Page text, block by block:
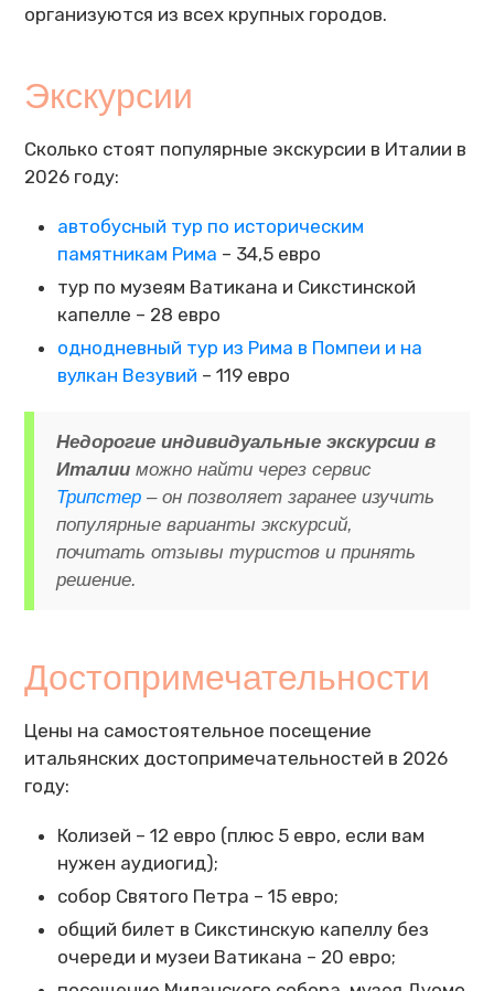
организуются из всех крупных городов.
Экскурсии
Сколько стоят популярные экскурсии в Италии в
2026 году:
автобусный тур по историческим
памятникам Рима – 34,5 евро
тур по музеям Ватикана и Сикстинской
капелле – 28 евро
однодневный тур из Рима в Помпеи и на
вулкан Везувий – 119 евро
Недорогие индивидуальные экскурсии в
Италии можно найти через сервис
Трипстер – он позволяет заранее изучить
популярные варианты экскурсий,
почитать отзывы туристов и принять
решение.
Достопримечательности
Цены на самостоятельное посещение
итальянских достопримечательностей в 2026
году:
Колизей – 12 евро (плюс 5 евро, если вам
нужен аудиогид);
собор Святого Петра – 15 евро;
общий билет в Сикстинскую капеллу без
очереди и музеи Ватикана – 20 евро;